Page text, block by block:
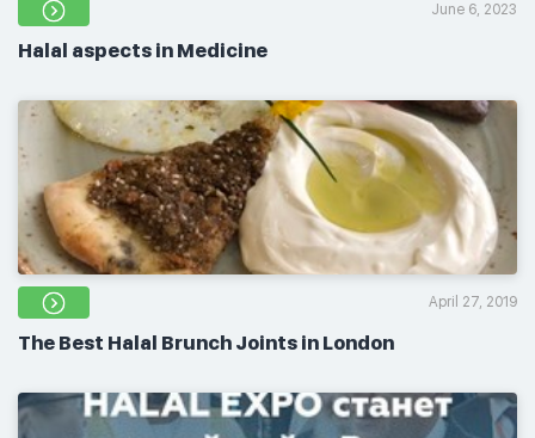
June 6, 2023
Halal aspects in Medicine
April 27, 2019
The Best Halal Brunch Joints in London